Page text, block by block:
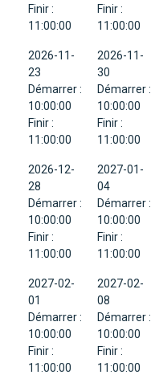
Finir :
11:00:00
Finir :
11:00:00
2026-11-
23
Démarrer :
10:00:00
Finir :
11:00:00
2026-11-
30
Démarrer :
10:00:00
Finir :
11:00:00
2026-12-
28
Démarrer :
10:00:00
Finir :
11:00:00
2027-01-
04
Démarrer :
10:00:00
Finir :
11:00:00
2027-02-
01
Démarrer :
10:00:00
Finir :
11:00:00
2027-02-
08
Démarrer :
10:00:00
Finir :
11:00:00